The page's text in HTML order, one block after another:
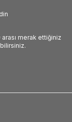
merak ettiğiniz